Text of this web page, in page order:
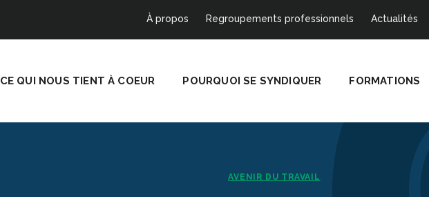
À propos Regroupements professionnels Actualités
CE QUI NOUS TIENT À COEUR POURQUOI SE SYNDIQUER FORMATIONS
AVENIR DU TRAVAIL